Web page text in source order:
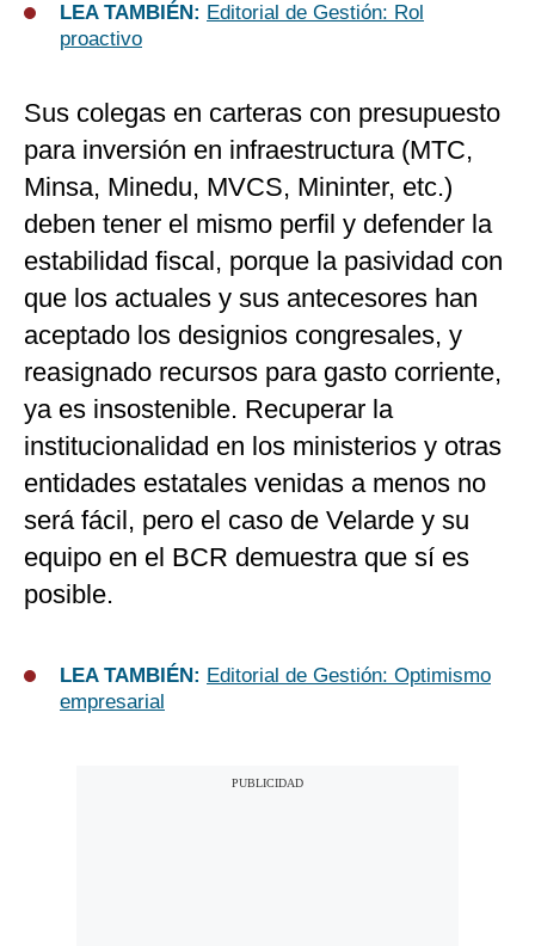
LEA TAMBIÉN: Editorial de Gestión: Rol
proactivo
Sus colegas en carteras con presupuesto
para inversión en infraestructura (MTC,
Minsa, Minedu, MVCS, Mininter, etc.)
deben tener el mismo perfil y defender la
estabilidad fiscal, porque la pasividad con
que los actuales y sus antecesores han
aceptado los designios congresales, y
reasignado recursos para gasto corriente,
ya es insostenible. Recuperar la
institucionalidad en los ministerios y otras
entidades estatales venidas a menos no
será fácil, pero el caso de Velarde y su
equipo en el BCR demuestra que sí es
posible.
LEA TAMBIÉN: Editorial de Gestión: Optimismo
empresarial